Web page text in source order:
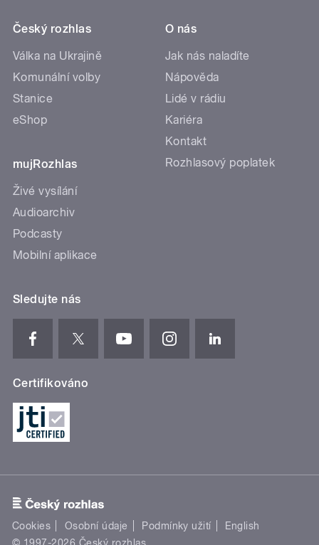
Český rozhlas
Válka na Ukrajině
Komunální volby
Stanice
eShop
mujRozhlas
Živé vysílání
Audioarchiv
Podcasty
Mobilní aplikace
O nás
Jak nás naladíte
Nápověda
Lidé v rádiu
Kariéra
Kontakt
Rozhlasový poplatek
Sledujte nás
Certifikováno
Cookies Osobní údaje Podmínky užití
English